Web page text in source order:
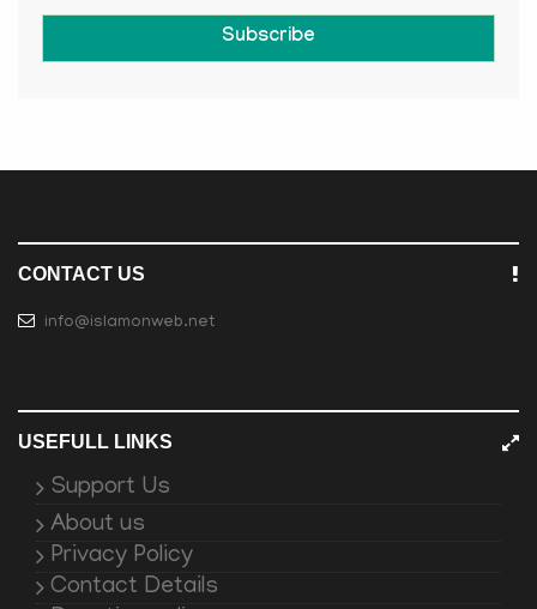
Subscribe
CONTACT US
info@islamonweb.net
USEFULL LINKS
Support Us
About us
Privacy Policy
Contact Details